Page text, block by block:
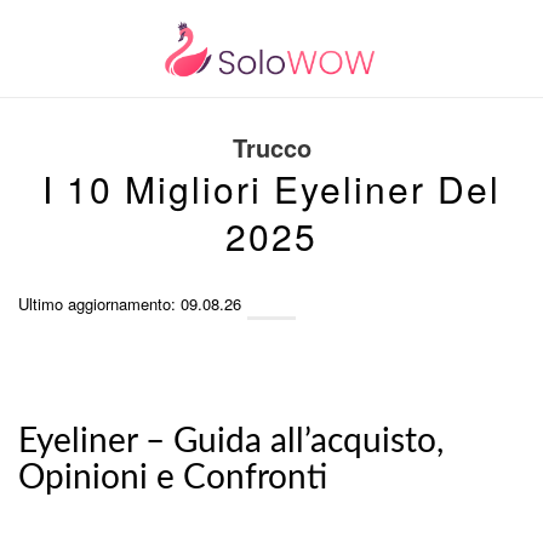
Trucco
I 10 Migliori Eyeliner Del
2025
Ultimo aggiornamento: 09.08.26
Eyeliner – Guida all’acquisto,
Opinioni e Confronti